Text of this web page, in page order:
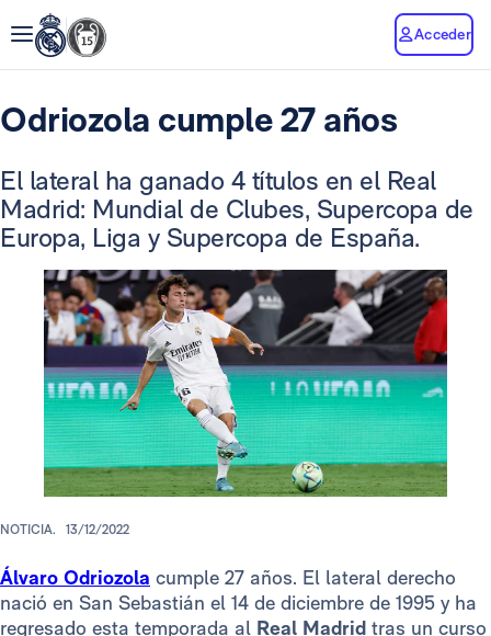
Acceder
Odriozola cumple 27 años
El lateral ha ganado 4 títulos en el Real
Madrid: Mundial de Clubes, Supercopa de
Europa, Liga y Supercopa de España.
NOTICIA. 13/12/2022
Álvaro Odriozola cumple 27 años. El lateral derecho
nació en San Sebastián el 14 de diciembre de 1995 y ha
regresado esta temporada al Real Madrid tras un curso